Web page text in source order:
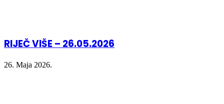
RIJEČ VIŠE – 26.05.2026
26. Maja 2026.